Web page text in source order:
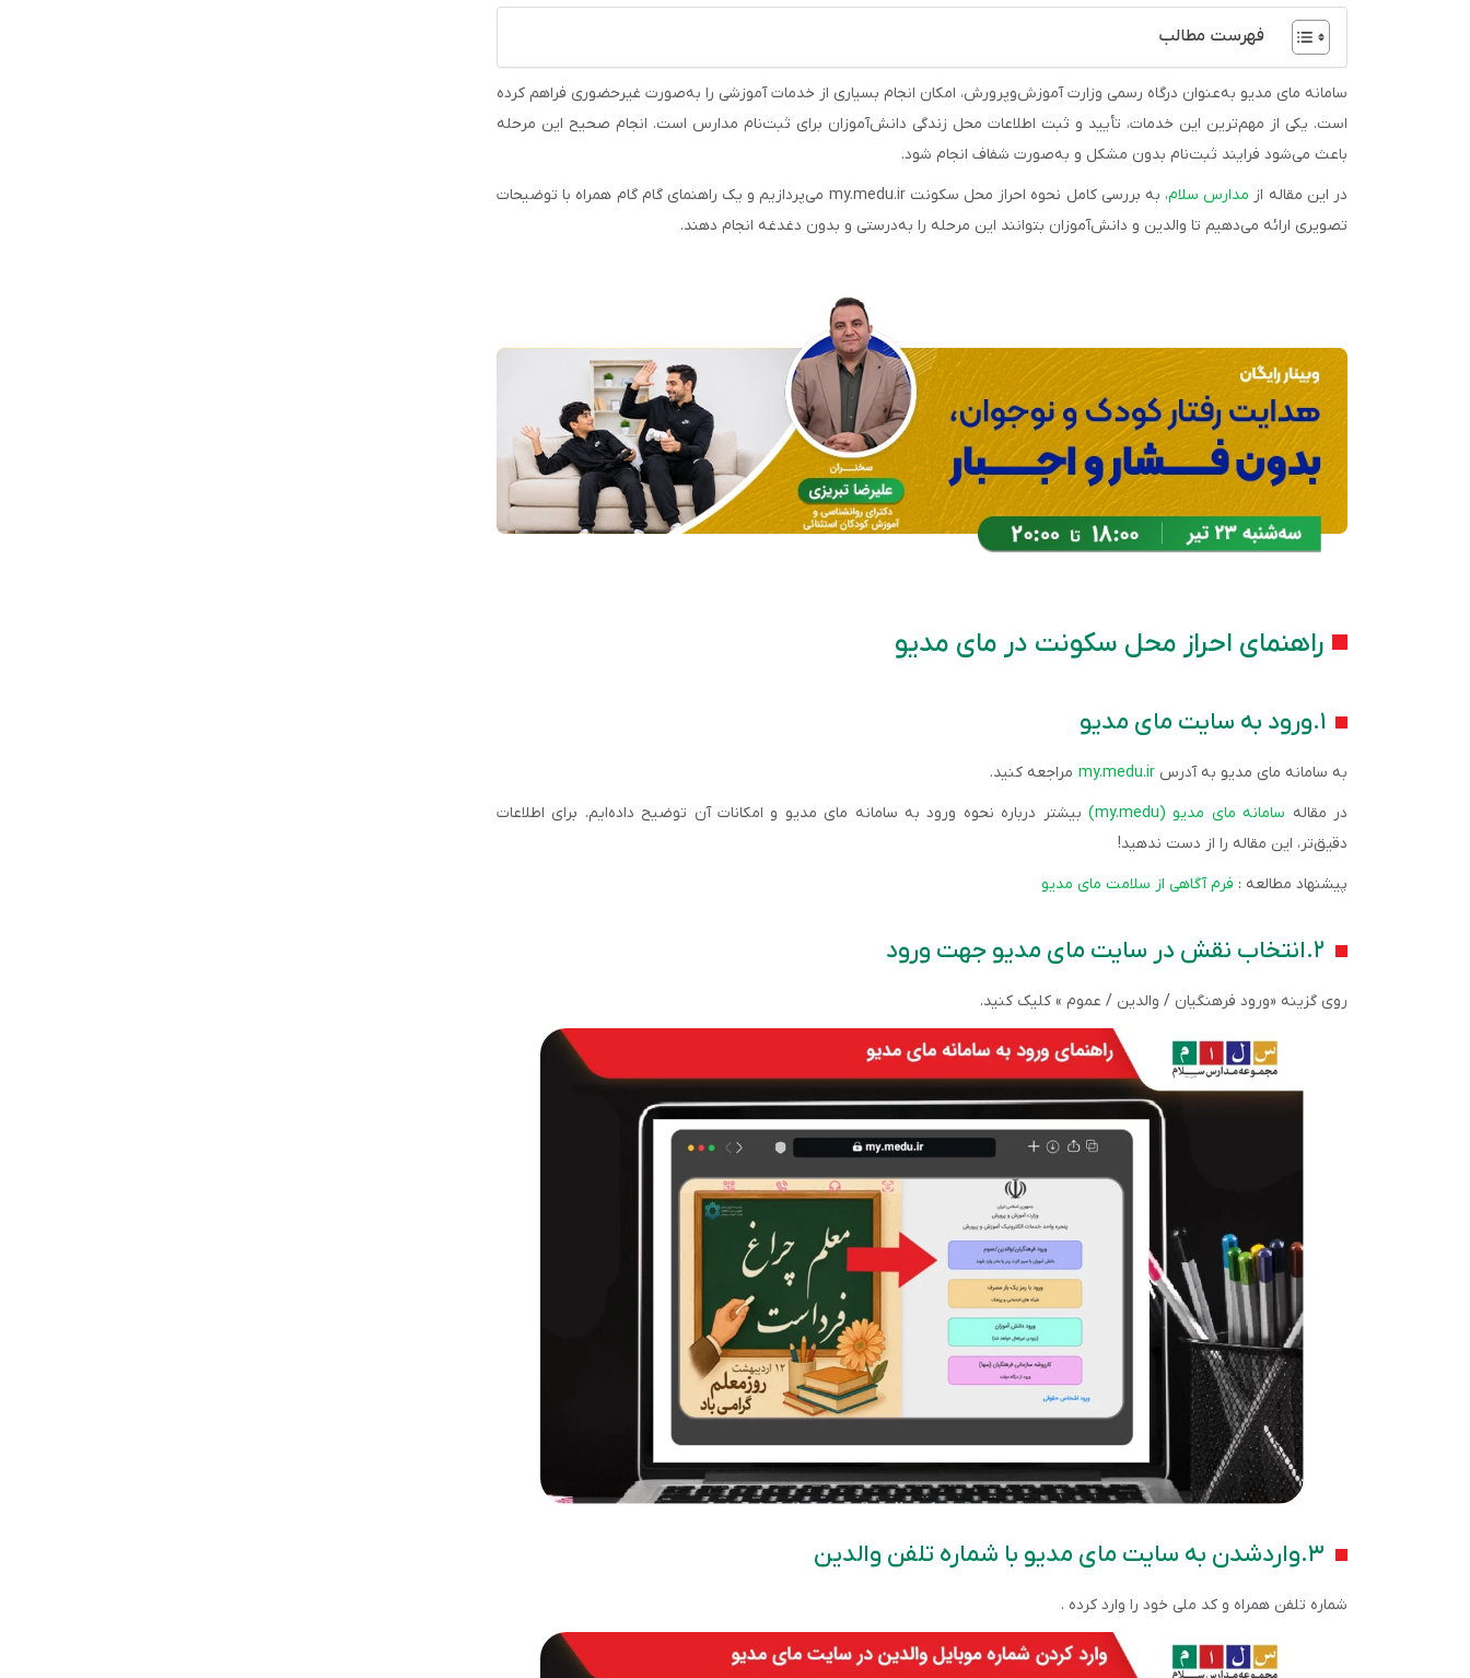
فهرست مطالب
سامانه مای مدیو به‌عنوان درگاه رسمی وزارت آموزش‌وپرورش، امکان انجام بسیاری از خدمات آموزشی را به‌صورت غیرحضوری فراهم کرده
است. یکی از مهم‌ترین این خدمات، تأیید و ثبت اطلاعات محل زندگی دانش‌آموزان برای ثبت‌نام مدارس است. انجام صحیح این مرحله
باعث می‌شود فرایند ثبت‌نام بدون مشکل و به‌صورت شفاف انجام شود.
در این مقاله از مدارس سلام
، به بررسی کامل نحوه احراز محل سکونت my.medu.ir می‌پردازیم و یک راهنمای گام گام همراه با توضیحات
تصویری ارائه می‌دهیم تا والدین و دانش‌آموزان بتوانند این مرحله را به‌درستی و بدون دغدغه انجام دهند.
راهنمای احراز محل سکونت در مای مدیو
۱.ورود به سایت مای مدیو
به سامانه مای مدیو به آدرس my.medu.ir مراجعه کنید.
در مقاله سامانه مای مدیو (my.medu)
بیشتر درباره نحوه ورود به سامانه مای مدیو و امکانات آن توضیح داده‌ایم. برای اطلاعات
دقیق‌تر، این مقاله را از دست ندهید!
پیشنهاد مطالعه : فرم آگاهی از سلامت مای مدیو
روی گزینه «ورود فرهنگیان / والدین / عموم » کلیک کنید.
شماره تلفن همراه و کد ملی خود را وارد کرده .